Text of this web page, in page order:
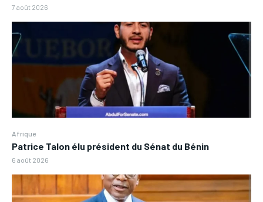
7 août 2026
Afrique
Patrice Talon élu président du Sénat du Bénin
6 août 2026